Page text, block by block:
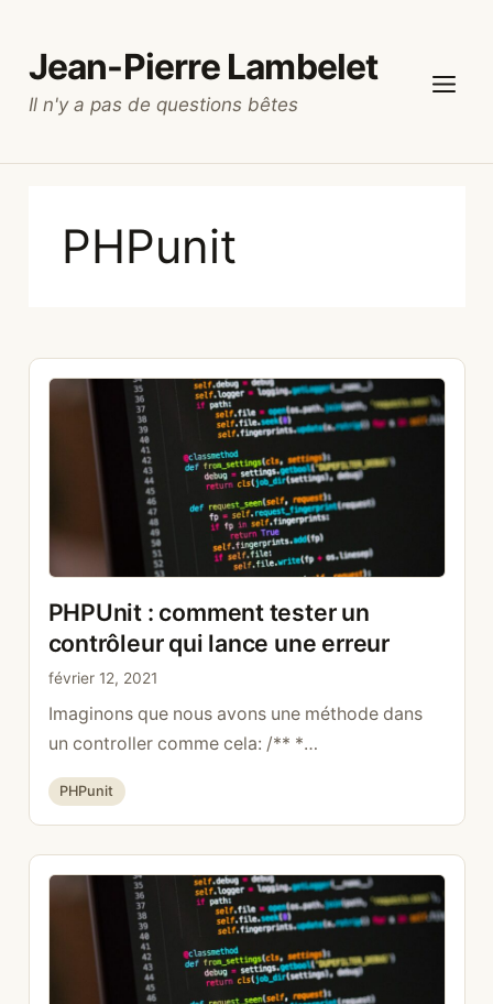
contenu
Jean-Pierre Lambelet
Il n'y a pas de questions bêtes
PHPunit
PHPUnit : comment tester un
contrôleur qui lance une erreur
février 12, 2021
Imaginons que nous avons une méthode dans
un controller comme cela: /** *
@Route(path= »/add », name= »add »,
methods={« POST »}) */ public function
add(Request $request,): Response { throw new
BadRequestHttpException(‘Error’); } Pour tester
que l’exception est bien levée il suffit d’écrire
ceci public function testList(): void { $this-
>expectException(BadRequestHttpException::
class); $client = self::createClient(); $client-
Catégories
PHPunit